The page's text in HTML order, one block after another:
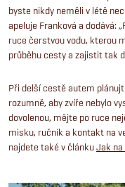
byste nikdy neměli v létě
apeluje Franková a dodává:
ruce čerstvou vodu, kterou
průběhu cesty a zajistit tak
Při delší cestě autem
rozumně, aby zvíře nebylo
dovolenou, mějte po ruce
misku, ručník a kontakt na
najdete také v článkuJak na